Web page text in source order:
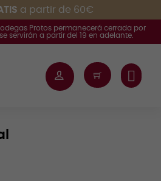
a partir de 60€
Protos permanecerá cerrada por
servirán a partir del 19 en adelante.